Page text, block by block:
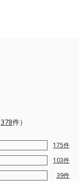
護し、乾燥を防ぐ
アインペチギノサ
378件）
175件
103件
39件